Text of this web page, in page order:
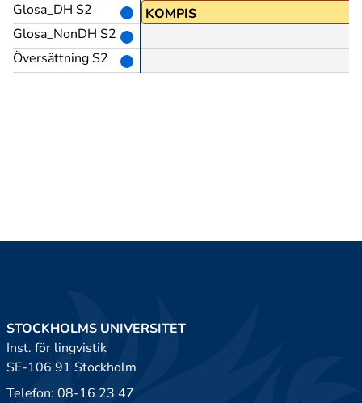
Glosa_DH S2
Glosa_NonDH S2
Översättning S2
KOMPIS
STOCKHOLMS UNIVERSITET
Inst. för lingvistik
SE-106 91 Stockholm
Telefon: 08-16 23 47